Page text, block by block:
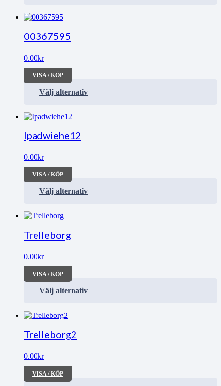
00367595
0.00kr
VISA / KÖP
Välj alternativ
Ipadwiehe12
0.00kr
VISA / KÖP
Välj alternativ
Trelleborg
0.00kr
VISA / KÖP
Välj alternativ
Trelleborg2
0.00kr
VISA / KÖP